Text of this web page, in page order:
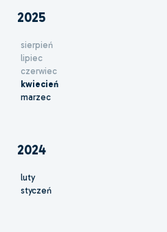
2025
sierpień
lipiec
czerwiec
kwiecień
marzec
2024
luty
styczeń